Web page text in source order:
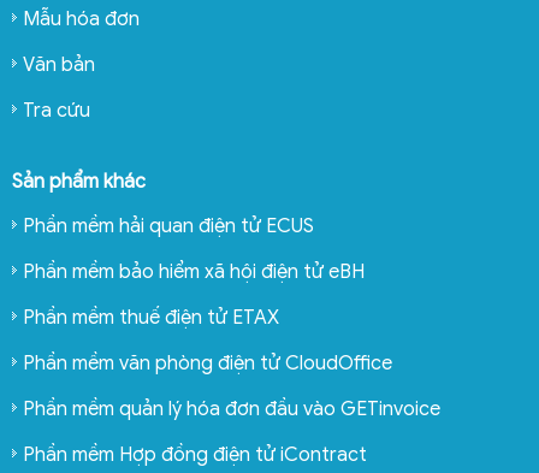
Mẫu hóa đơn
Văn bản
Tra cứu
Sản phẩm khác
Phần mềm hải quan điện tử ECUS
Phần mềm bảo hiểm xã hội điện tử eBH
Phần mềm thuế điện tử ETAX
Phần mềm văn phòng điện tử CloudOffice
Phần mềm quản lý hóa đơn đầu vào GETinvoice
Phần mềm Hợp đồng điện tử iContract